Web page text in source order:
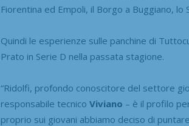
Fiorentina ed Empoli, il Borgo a Buggiano, lo
Quindi le esperienze sulle panchine di
Prato in Serie D nella passata stagione.
“Ridolfi, profondo conoscitore del settore
responsabile tecnico Viviano – è il profilo
proprio sui giovani abbiamo deciso di